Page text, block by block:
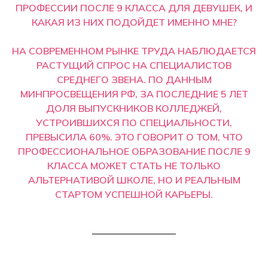
ПРОФЕССИИ ПОСЛЕ 9 КЛАССА ДЛЯ ДЕВУШЕК, И
КАКАЯ ИЗ НИХ ПОДОЙДЕТ ИМЕННО МНЕ?
НА СОВРЕМЕННОМ РЫНКЕ ТРУДА НАБЛЮДАЕТСЯ
РАСТУЩИЙ СПРОС НА СПЕЦИАЛИСТОВ
СРЕДНЕГО ЗВЕНА. ПО ДАННЫМ
МИНПРОСВЕЩЕНИЯ РФ, ЗА ПОСЛЕДНИЕ 5 ЛЕТ
ДОЛЯ ВЫПУСКНИКОВ КОЛЛЕДЖЕЙ,
УСТРОИВШИХСЯ ПО СПЕЦИАЛЬНОСТИ,
ПРЕВЫСИЛА 60%. ЭТО ГОВОРИТ О ТОМ, ЧТО
ПРОФЕССИОНАЛЬНОЕ ОБРАЗОВАНИЕ ПОСЛЕ 9
КЛАССА МОЖЕТ СТАТЬ НЕ ТОЛЬКО
АЛЬТЕРНАТИВОЙ ШКОЛЕ, НО И РЕАЛЬНЫМ
СТАРТОМ УСПЕШНОЙ КАРЬЕРЫ.